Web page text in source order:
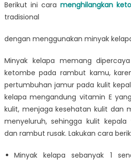
Berikut ini cara menghilangkan
tradisional
dengan menggunakan minyak
Minyak kelapa memang
ketombe pada rambut kamu,
pertumbuhan jamur pada kulit
kelapa mengandung vitamin E
kulit, menjaga kesehatan kulit dan
menyeluruh, sehingga kulit
dan rambut rusak. Lakukan cara
Minyak kelapa sebanyak 1